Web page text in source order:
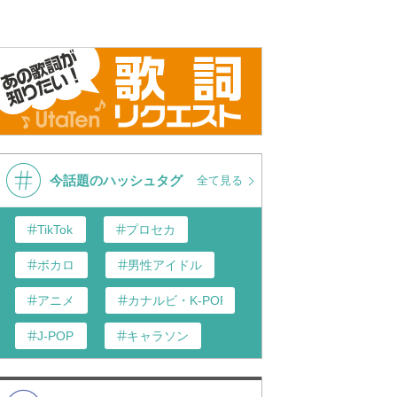
今話題のハッシュタグ 全て見る
TikTok プロセカ
ボカロ 男性アイドル
アニメ カナルビ・K-POP和訳
J-POP キャラソン